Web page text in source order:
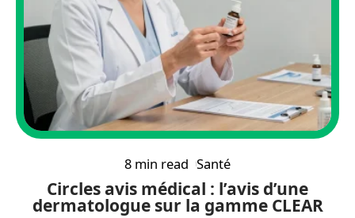
8 min read Santé
Circles avis médical : l’avis d’une
dermatologue sur la gamme CLEAR